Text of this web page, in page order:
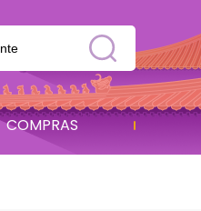
COMPRAS